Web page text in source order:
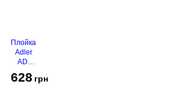
Плойка
Adler
AD-
628 грн